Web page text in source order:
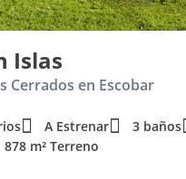
Islas
Cerrados en Escobar
A Estrenar 3 baños
878 m² Terreno